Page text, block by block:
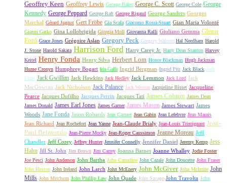
Geoffrey Keen Geoffrey Lewis George Baker George C. Scott George Cole George
Kennedy George Peppard George Raft George Rigaud George Sanders Georges
Marchal Gérard Jugnot Gert Fröbe Gia Scala Giacomo Rossi-Stuart Gian Maria Volonté
Gianni Garko Gina Lollobrigida Giorgia Moll Giovanna Ralli Giuliano Gemma Glenn
Ford Grace Jones Grégoire Aslan Gregory Peck Gregory Walcott Hal Needham Harold
J. Stone Harold Sakata Harrison Ford Harry Carey Jr. Harry Dean Stanton Harvey
Keitel Henry Fonda Henry Silva Herbert Lom Honor Blackman Hugh Jackman
Hume Cronyn Humphrey Bogart Ida Galli Ingrid Bergman Ingrid Pitt Jack Black Jack
Elam Jack Gwillim Jack Hawkins Jack Hedley Jack Lemmon Jack Lord Jack
MacGowran Jack Nicholson Jack Palance Jack Weston Jacqueline Bisset Jacqueline
Pearce Jacques Dufilho Jacques Perrin Jacques Tati James Coburn James Dean
James Donald James Earl Jones James Garner James Mason James Stewart James
Woods Jane Fonda Jason Robards Jean Carmet Jean Gabin Jean Lefebvre Jean Marais
Jean Richard Jean Rochefort Jean Yanne Jean-Claude Brialy Jean-Louis Trintignant Jean-
Paul Belmondo Jean-Pierre Mocky Jean-Roger Caussimon Jeanne Moreau Jeff
Chandler Jeff Corey Jeffrey Hunter Jennifer Connelly Jennifer Daniel Jeremy Kemp Jess
Hahn Jill St. John Jim Brown Jim Carrey Joanna Barnes Joanne Whalley Jodie Foster
Joe Pesci John Anderson John Bartha John Carradine John Cazale John Doucette John Fraser
John Huston John Ireland John Larch John McEnery John McGiver John McIntire John
Mills John Mitchum John Phillip Law John Quade John Savage John Travolta John